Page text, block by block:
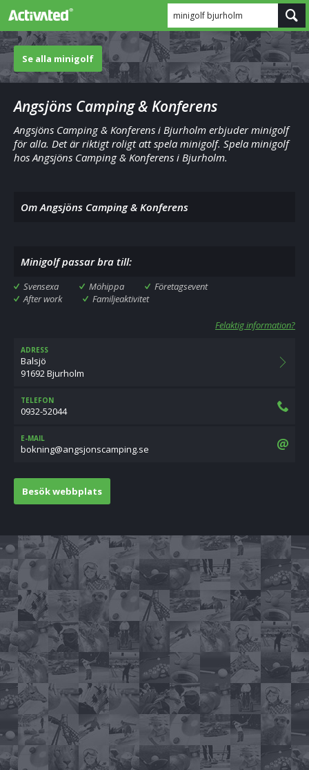
minigolf bjurholm
Se alla minigolf
Angsjöns Camping & Konferens
Angsjöns Camping & Konferens i Bjurholm erbjuder minigolf
för alla. Det är riktigt roligt att spela minigolf. Spela minigolf
hos Angsjöns Camping & Konferens i Bjurholm.
Om Angsjöns Camping & Konferens
Minigolf passar bra till:
Svensexa Möhippa
Företagsevent
After work
Familjeaktivitet
Felaktig information?
ADRESS
Balsjö
91692 Bjurholm
TELEFON
0932-52044
E-MAIL
es.gnipmacsnojsgna@gninkob
Besök webbplats